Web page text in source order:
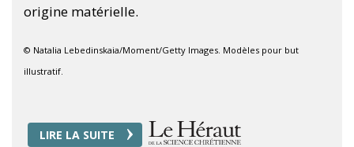
origine matérielle.
© Natalia Lebedinskaia/Moment/Getty Images. Modèles pour but
illustratif.
LIRE LA SUITE